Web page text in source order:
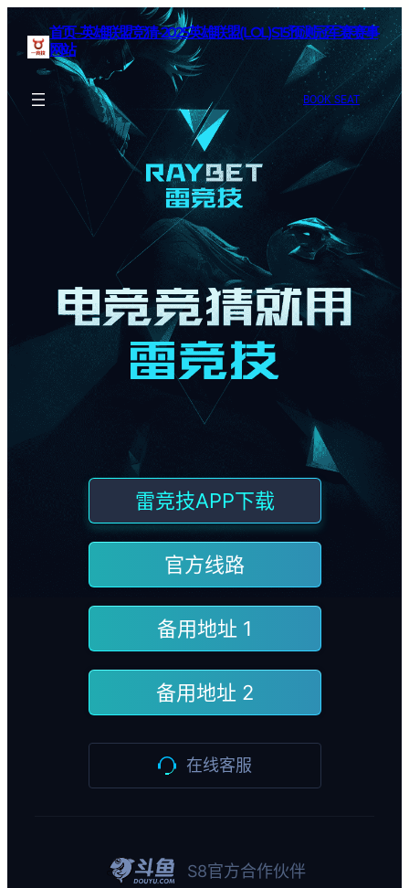
首页–英雄联盟竞猜-2025英雄联盟(LOL)S15预测冠军赛赛事
网站
BOOK SEAT